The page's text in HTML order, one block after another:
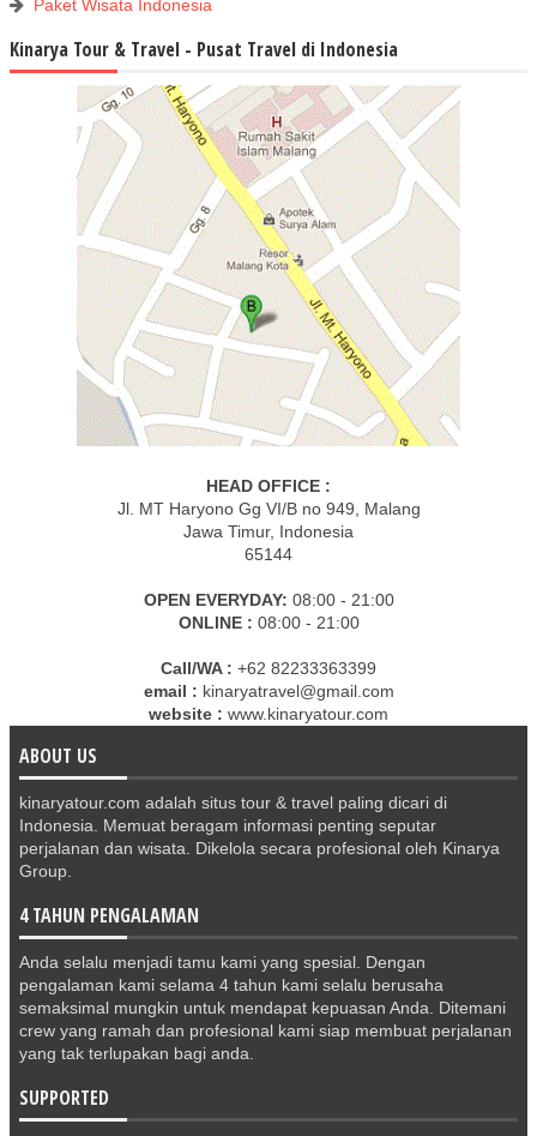
Paket Wisata Indonesia
Kinarya Tour & Travel - Pusat Travel di Indonesia
HEAD OFFICE :
Jl. MT Haryono Gg VI/B no 949, Malang
Jawa Timur, Indonesia
65144
OPEN EVERYDAY: 08:00 - 21:00
ONLINE : 08:00 - 21:00
Call/WA : +62 82233363399
email : kinaryatravel@gmail.com
website : www.kinaryatour.com
ABOUT US
kinaryatour.com adalah situs tour & travel paling dicari di
Indonesia. Memuat beragam informasi penting seputar
perjalanan dan wisata. Dikelola secara profesional oleh Kinarya
Group.
4 TAHUN PENGALAMAN
Anda selalu menjadi tamu kami yang spesial. Dengan
pengalaman kami selama 4 tahun kami selalu berusaha
semaksimal mungkin untuk mendapat kepuasan Anda. Ditemani
crew yang ramah dan profesional kami siap membuat perjalanan
yang tak terlupakan bagi anda.
SUPPORTED